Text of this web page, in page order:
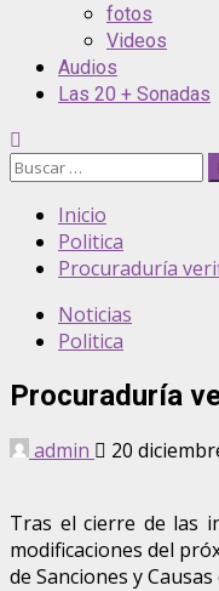
fotos
Videos
Audios
Las 20 + Sonadas
Buscar:
Inicio
Politica
Procuraduría
Noticias
Politica
Procuraduría
admin 20
Tras el cierre de las
modificaciones del
de Sanciones y